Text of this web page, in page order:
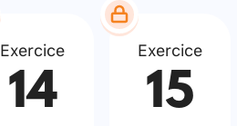
Exercice
14
Exercice
15